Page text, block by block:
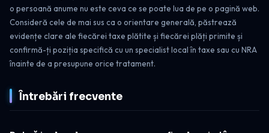
o persoană anume nu este ceva ce se poate lua de pe o pagină web.
Consideră cele de mai sus ca o orientare generală, păstrează
evidențe clare ale fiecărei taxe plătite și fiecărei plăți primite și
confirmă-ți poziția specifică cu un specialist local în taxe sau cu NRA
înainte de a presupune orice tratament.
Întrebări frecvente